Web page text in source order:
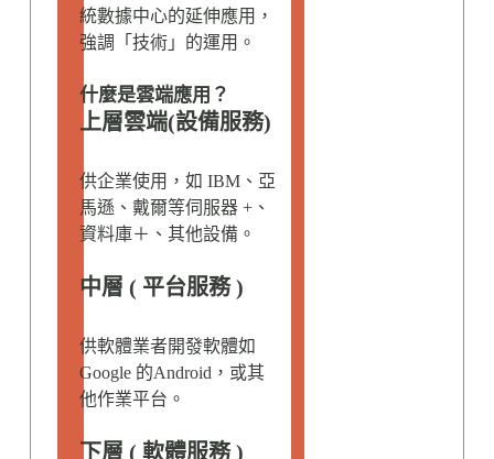
統數據中心的延伸應用，
強調「技術」的運用。
什麼是雲端應用？
上層雲端(設備服務)
供企業使用，如 IBM、亞
馬遜、戴爾等伺服器 +、
資料庫＋、其他設備。
中層 ( 平台服務 )
供軟體業者開發軟體如
Google 的Android，或其
他作業平台。
下層 ( 軟體服務 )